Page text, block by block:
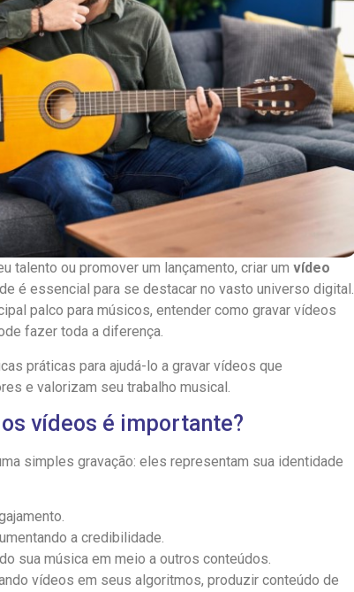
talento ou promover um lançamento, criar umvídeo
é essencial para se destacar no vasto universo digital.
palco para músicos, entender como gravar vídeos
fazer toda a diferença.
práticas para ajudá-lo a gravar vídeos que
e valorizam seu trabalho musical.
vídeos é importante?
simples gravação: eles representam sua identidade
a credibilidade.
sua música em meio a outros conteúdos.
vídeos em seus algoritmos, produzir conteúdo de